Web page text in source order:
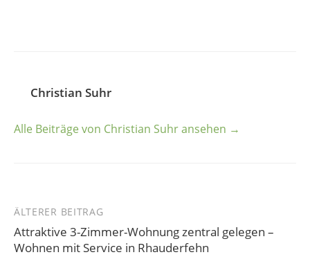
Christian Suhr
Alle Beiträge von Christian Suhr ansehen →
Beitrags-
Navigation
ÄLTERER BEITRAG
Attraktive 3-Zimmer-Wohnung zentral gelegen –
Wohnen mit Service in Rhauderfehn